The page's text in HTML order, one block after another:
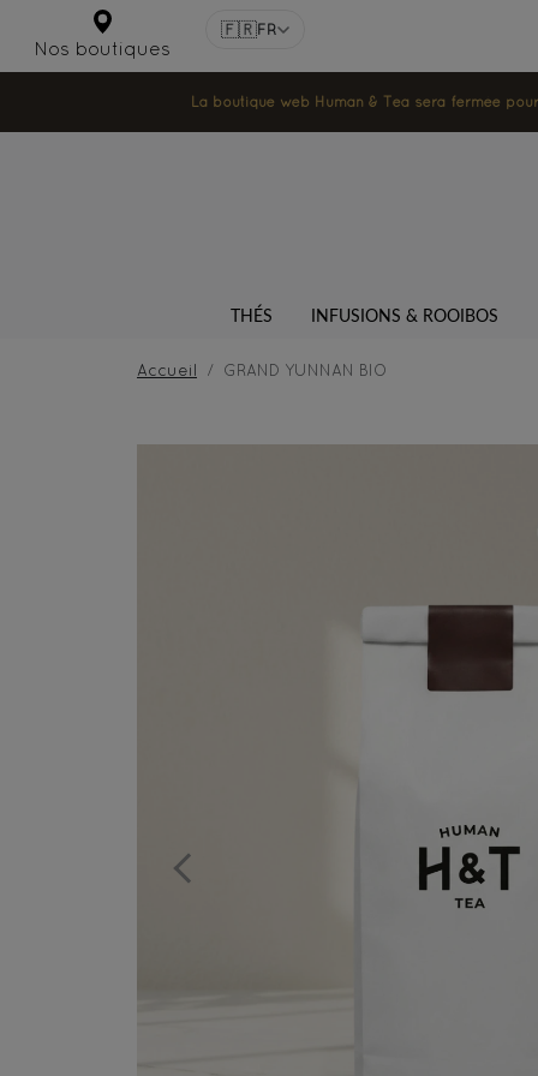
Nos boutiques
🇫🇷FR
La boutique web Human & Tea sera fermée
THÉS INFUSIONS & ROOIBOS
Accueil GRAND YUNNAN BIO
Previous